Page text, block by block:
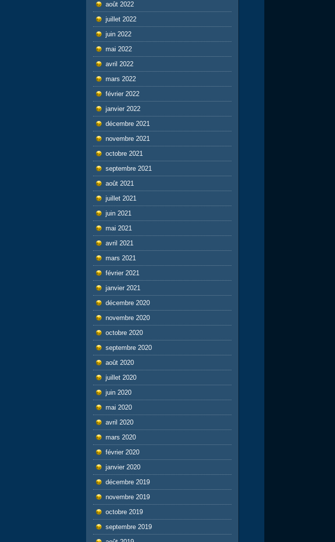
août 2022
juillet 2022
juin 2022
mai 2022
avril 2022
mars 2022
février 2022
janvier 2022
décembre 2021
novembre 2021
octobre 2021
septembre 2021
août 2021
juillet 2021
juin 2021
mai 2021
avril 2021
mars 2021
février 2021
janvier 2021
décembre 2020
novembre 2020
octobre 2020
septembre 2020
août 2020
juillet 2020
juin 2020
mai 2020
avril 2020
mars 2020
février 2020
janvier 2020
décembre 2019
novembre 2019
octobre 2019
septembre 2019